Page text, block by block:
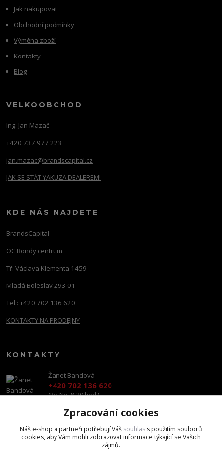
Jak nakupovat
Obchodní podmínky
Výměna zboží
Kontakty
Blog
VELKOOBCHOD
Ing. Jan Mazač
+420 737 977 223
jan.mazac@brandscapital.cz
JAK SE STÁT YAKUZA DEALEREM!
KDE NÁS NAJDETE
BrandsCapital
OC Bondy centrum
Tř. Václava Klementa 1459
Mladá Boleslav 293 01
Tel.: +420 702 136 620
KONTAKTY NA PRODEJNY
KONTAKTY
Žanet Bandová
+420 702 136 620
(Po-Ne, 8-20 hod.)
shop@brandscapital.cz
Zpracování cookies
Náš e-shop a partneři potřebují Váš souhlas s použitím souborů
cookies, aby Vám mohli zobrazovat informace týkající se Vašich
zájmů.